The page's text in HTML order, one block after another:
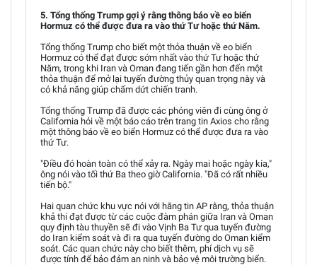
5. Tổng thống Trump gợi ý rằng thông báo về eo biển
Hormuz có thể được đưa ra vào thứ Tư hoặc thứ Năm.
Tổng thống Trump cho biết một thỏa thuận về eo biển
Hormuz có thể đạt được sớm nhất vào thứ Tư hoặc thứ
Năm, trong khi Iran và Oman đang tiến gần hơn đến một
thỏa thuận để mở lại tuyến đường thủy quan trọng này và
có khả năng giúp chấm dứt chiến tranh.
Tổng thống Trump đã được các phóng viên đi cùng ông ở
California hỏi về một báo cáo trên trang tin Axios cho rằng
một thông báo về eo biển Hormuz có thể được đưa ra vào
thứ Tư.
"Điều đó hoàn toàn có thể xảy ra. Ngày mai hoặc ngày kia,"
ông nói vào tối thứ Ba theo giờ California. "Đã có rất nhiều
tiến bộ."
Hai quan chức khu vực nói với hãng tin AP rằng, thỏa thuận
khả thi đạt được từ các cuộc đàm phán giữa Iran và Oman
quy định tàu thuyền sẽ đi vào Vịnh Ba Tư qua tuyến đường
do Iran kiểm soát và đi ra qua tuyến đường do Oman kiểm
soát. Các quan chức này cho biết thêm, phí dịch vụ sẽ
được tính để bảo đảm an ninh và bảo vệ môi trường biển.